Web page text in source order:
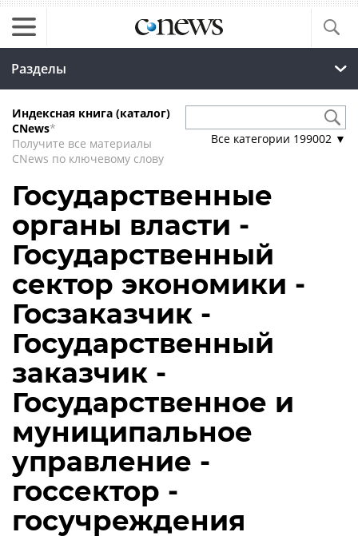
Разделы
Индексная книга (каталог)
CNews*
Получите все материалы
CNews по ключевому слову
Все категории 199002 ▼
Государственные
органы власти -
Государственный
сектор экономики -
Госзаказчик -
Государственный
заказчик -
Государственное и
муниципальное
управление -
госсектор -
госучреждения